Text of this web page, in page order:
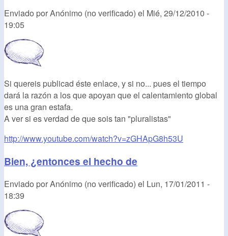
Enviado porAnónimo (no verificado) el Mié, 29/12/2010 -
19:05
Si quereis publicad éste enlace, y si no... pues el tiempo
dará la razón a los que apoyan que el calentamiento global
es una gran estafa.
A ver si es verdad de que sois tan "pluralistas"
http://www.youtube.com/watch?v=zGHApG8h53U
Bien, ¿entonces el hecho de
Enviado porAnónimo (no verificado) el Lun, 17/01/2011 -
18:39